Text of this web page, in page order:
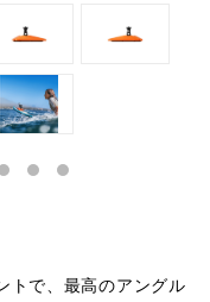
トで、最高のアングル